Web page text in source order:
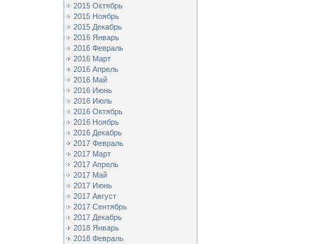
2015 Октябрь
2015 Ноябрь
2015 Декабрь
2016 Январь
2016 Февраль
2016 Март
2016 Апрель
2016 Май
2016 Июнь
2016 Июль
2016 Октябрь
2016 Ноябрь
2016 Декабрь
2017 Февраль
2017 Март
2017 Апрель
2017 Май
2017 Июнь
2017 Август
2017 Сентябрь
2017 Декабрь
2018 Январь
2018 Февраль